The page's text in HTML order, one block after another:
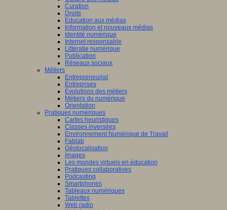
Curation
Droits
Education aux médias
Information et nouveaux médias
Identité numérique
Internet responsable
Littératie numérique
Publication
Réseaux sociaux
Métiers
Entrepreneuriat
Entreprises
Evolutions des métiers
Métiers du numérique
Orientation
Pratiques numériques
Cartes heuristiques
Classes inversées
Environnement Numérique de Travail
Fablab
Géolocalisation
Images
Les mondes virtuels en éducation
Pratiques collaboratives
Podcasting
Smartphones
Tableaux numériques
Tablettes
Web radio